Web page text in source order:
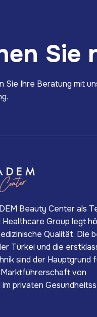
en Sie
Sie Ihre Beratung mit
Beauty Center als
Healthcare Group legt
Qualität. Die
Türkei und die
sind der Hauptgrund
von
im privaten